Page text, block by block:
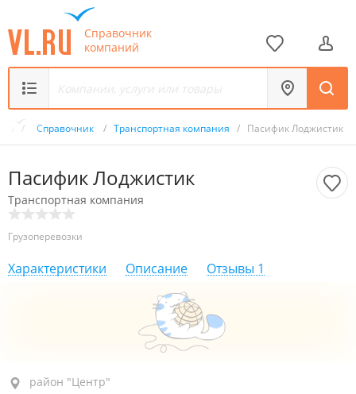
Справочник
компаний
/ Справочник / Транспортная компания / Пасифик Лоджистик
Пасифик Лоджистик
Транспортная компания
Грузоперевозки
Характеристики Описание Отзывы 1
район "Центр", ул. Дальзаводская, 2
район "Центр"